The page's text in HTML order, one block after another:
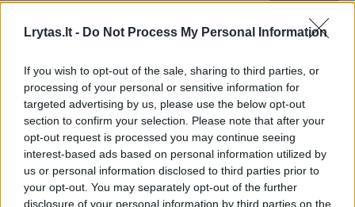
Lrytas.lt - Do Not Process My Personal Information
If you wish to opt-out of the sale, sharing to third parties, or
processing of your personal or sensitive information for
targeted advertising by us, please use the below opt-out
section to confirm your selection. Please note that after your
opt-out request is processed you may continue seeing
interest-based ads based on personal information utilized by
us or personal information disclosed to third parties prior to
your opt-out. You may separately opt-out of the further
disclosure of your personal information by third parties on the
00:21:19
Laidos | Žinios
Visi įrašai
Žiūrimiausi įrašai